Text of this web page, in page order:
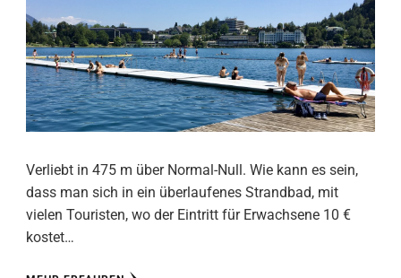
Verliebt in 475 m über Normal-Null. Wie kann es sein,
dass man sich in ein überlaufenes Strandbad, mit
vielen Touristen, wo der Eintritt für Erwachsene 10 €
kostet…